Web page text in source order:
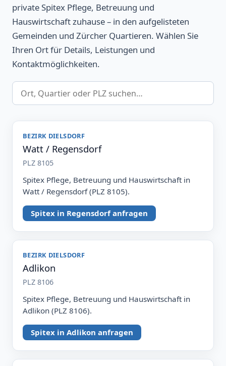
private Spitex Pflege, Betreuung und
Hauswirtschaft zuhause – in den aufgelisteten
Gemeinden und Zürcher Quartieren. Wählen Sie
Ihren Ort für Details, Leistungen und
Kontaktmöglichkeiten.
BEZIRK DIELSDORF
Watt / Regensdorf
PLZ 8105
Spitex Pflege, Betreuung und Hauswirtschaft in
Watt / Regensdorf (PLZ 8105).
Spitex in Regensdorf anfragen
BEZIRK DIELSDORF
Adlikon
PLZ 8106
Spitex Pflege, Betreuung und Hauswirtschaft in
Adlikon (PLZ 8106).
Spitex in Adlikon anfragen